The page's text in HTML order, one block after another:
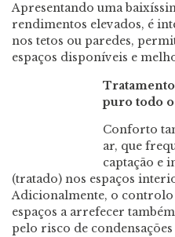
Apresentando uma
rendimentos elevados, é
nos tetos ou paredes,
espaços disponíveis e
puro todo
Conforto
ar, que
captação e
(tratado) nos espaços
Adicionalmente, o
espaços a arrefecer
pelo risco de